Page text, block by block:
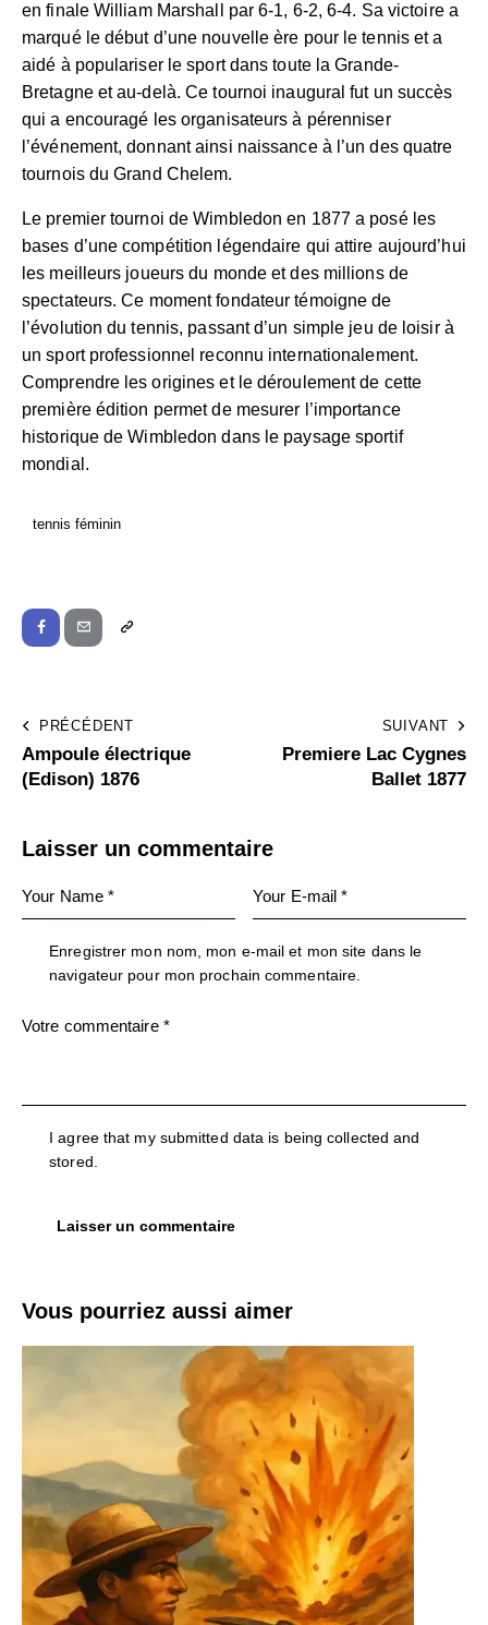
en finale William Marshall par 6-1, 6-2, 6-4. Sa victoire a
marqué le début d’une nouvelle ère pour le tennis et a
aidé à populariser le sport dans toute la Grande-
Bretagne et au-delà. Ce tournoi inaugural fut un succès
qui a encouragé les organisateurs à pérenniser
l’événement, donnant ainsi naissance à l’un des quatre
tournois du Grand Chelem.
Le premier tournoi de Wimbledon en 1877 a posé les
bases d’une compétition légendaire qui attire aujourd’hui
les meilleurs joueurs du monde et des millions de
spectateurs. Ce moment fondateur témoigne de
l’évolution du tennis, passant d’un simple jeu de loisir à
un sport professionnel reconnu internationalement.
Comprendre les origines et le déroulement de cette
première édition permet de mesurer l’importance
historique de Wimbledon dans le paysage sportif
mondial.
tennis féminin
PRÉCÉDENT
Ampoule électrique
(Edison) 1876
SUIVANT
Premiere Lac Cygnes
Ballet 1877
Laisser un commentaire
Enregistrer mon nom, mon e-mail et mon site dans le
navigateur pour mon prochain commentaire.
I agree that my submitted data is being collected and
stored.
Vous pourriez aussi aimer